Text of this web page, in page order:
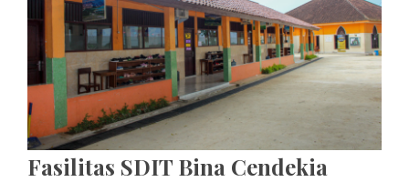
Fasilitas SDIT Bina Cendekia